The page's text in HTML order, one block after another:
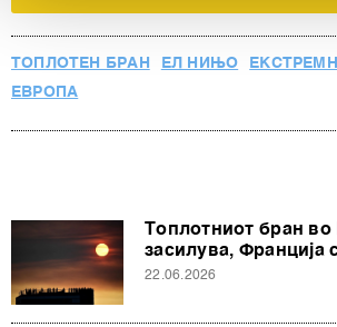
d.o.o. иПертнери. Повеќе за
обработуваме како и за вашите права
други слични технологии во
ја повлечете без негативни
ТОПЛОТЕН БРАН ЕЛ НИЊО
ЕВРОПА
Топлотниот бран
засилува, Франција
22.06.2026